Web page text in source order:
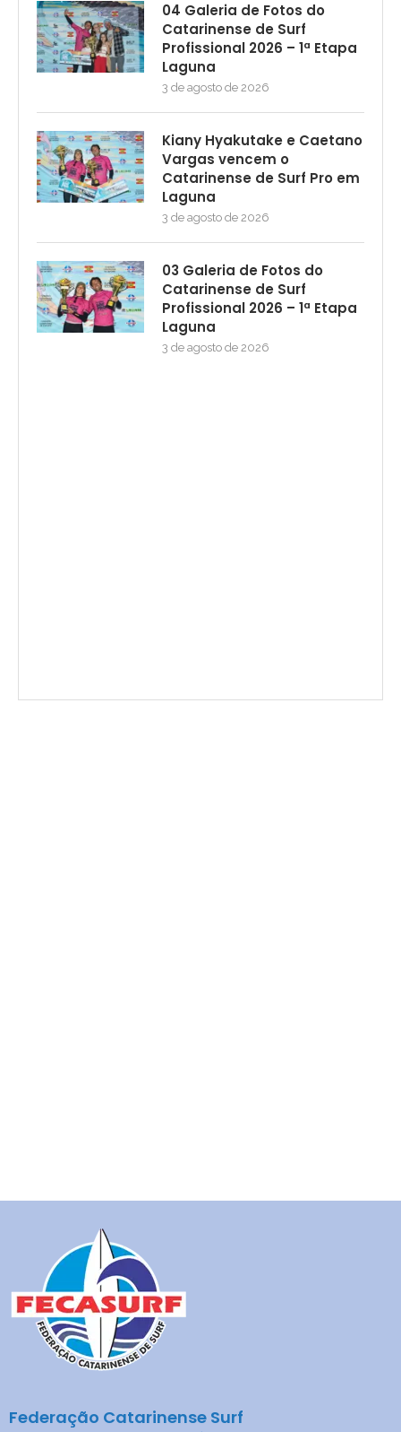
04 Galeria de Fotos do
Catarinense de Surf
Profissional 2026 – 1ª Etapa
Laguna
3 de agosto de 2026
Kiany Hyakutake e Caetano
Vargas vencem o
Catarinense de Surf Pro em
Laguna
3 de agosto de 2026
03 Galeria de Fotos do
Catarinense de Surf
Profissional 2026 – 1ª Etapa
Laguna
3 de agosto de 2026
Federação Catarinense Surf